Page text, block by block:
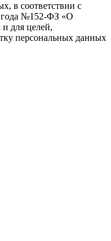
в соответствии с
года №152-ФЗ «О
для целей,
персональных данных